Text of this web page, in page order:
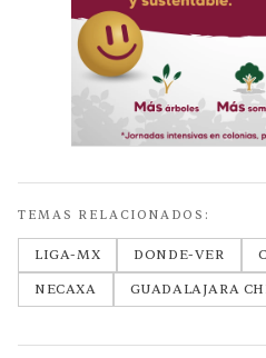
TEMAS RELACIONADOS:
LIGA-MX DONDE-VER
NECAXA
GUADALAJARA